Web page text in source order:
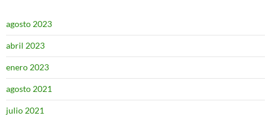
agosto 2023
abril 2023
enero 2023
agosto 2021
julio 2021